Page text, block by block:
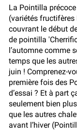
La Pointilla
(variétés fructifères
couvrant le début
de pointilla
l’automne comme
temps que les
juin ! Comprenez-
première fois des
d’essai ? Et à part
seulement bien
que les autres
avant l’hiver